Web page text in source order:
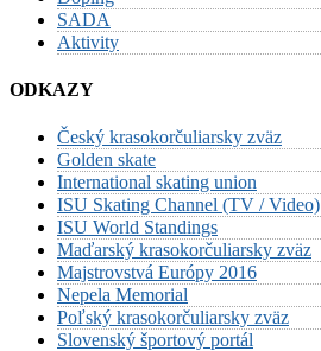
SADA
Aktivity
ODKAZY
Český krasokorčuliarsky zväz
Golden skate
International skating union
ISU Skating Channel (TV / Video)
ISU World Standings
Maďarský krasokorčuliarsky zväz
Majstrovstvá Európy 2016
Nepela Memorial
Poľský krasokorčuliarsky zväz
Slovenský športový portál